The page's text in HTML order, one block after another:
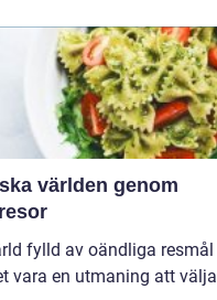
världen genom
fylld av oändliga resmål
vara en utmaning att välja